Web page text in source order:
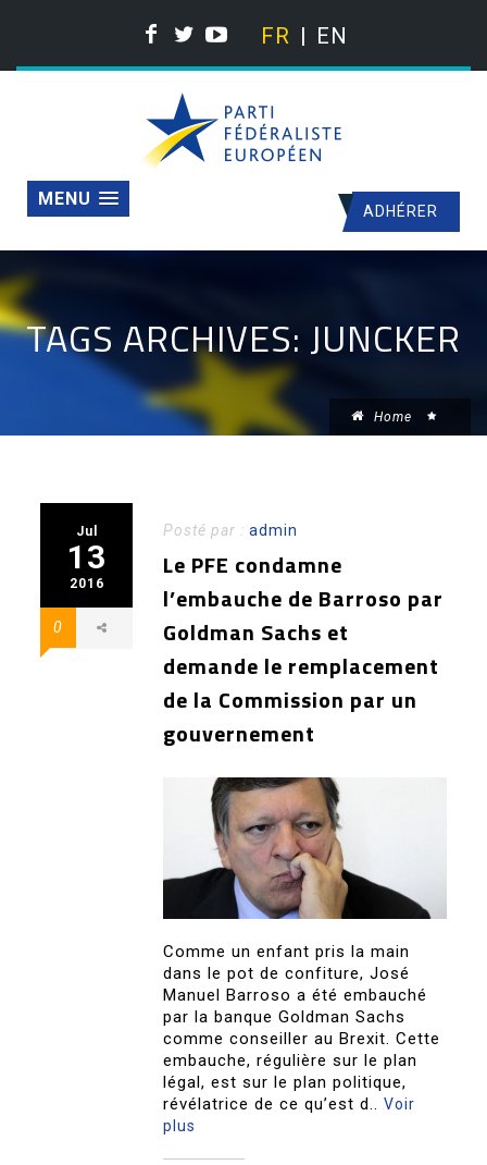
FR EN
ADHÉRER
MENU
TAGS ARCHIVES: JUNCKER
Home
Jul
13
2016
0
Posté par :admin
Le PFE condamne
l’embauche de Barroso par
Goldman Sachs et
demande le remplacement
de la Commission par un
gouvernement
Comme un enfant pris la main
dans le pot de confiture, José
Manuel Barroso a été embauché
par la banque Goldman Sachs
comme conseiller au Brexit. Cette
embauche, régulière sur le plan
légal, est sur le plan politique,
révélatrice de ce qu’est d..Voir
plus